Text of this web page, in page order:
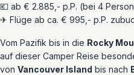
💶 ab € 2.885,- p.P. (bei 4
✈ Flüge ab ca. € 995,- p.P.
Vom Pazifik bis in die Rocky
auf dieser Camper Reise
von Vancouver Island bis nach